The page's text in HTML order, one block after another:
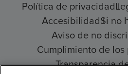
Política de privacidad
AccesibilidadSi no
Aviso de no
Cumplimiento de
Transparencia